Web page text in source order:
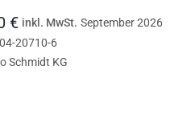
€ inkl. MwSt. September 2026
20710-6
Schmidt KG